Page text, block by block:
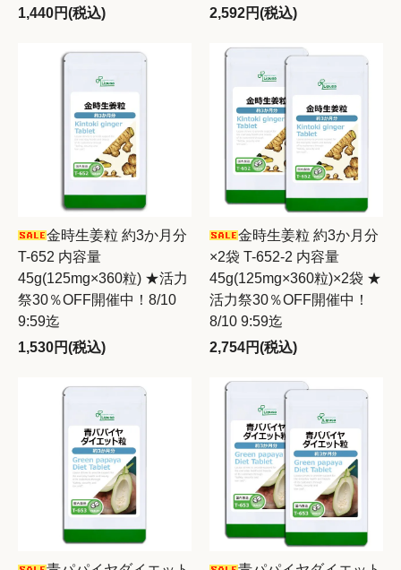
1,440円(税込)
2,592円(税込)
金時生姜粒 約3か月分
T-652 内容量
45g(125mg×360粒) ★活力
祭30％OFF開催中！8/10
9:59迄
1,530円(税込)
金時生姜粒 約3か月分
×2袋 T-652-2 内容量
45g(125mg×360粒)×2袋 ★
活力祭30％OFF開催中！
8/10 9:59迄
2,754円(税込)